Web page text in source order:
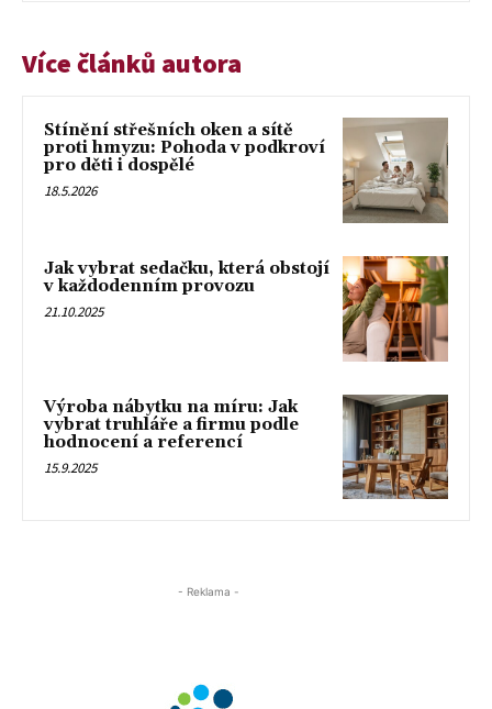
Více článků autora
Stínění střešních oken a sítě
proti hmyzu: Pohoda v podkroví
pro děti i dospělé
18.5.2026
Jak vybrat sedačku, která obstojí
v každodenním provozu
21.10.2025
Výroba nábytku na míru: Jak
vybrat truhláře a firmu podle
hodnocení a referencí
15.9.2025
- Reklama -